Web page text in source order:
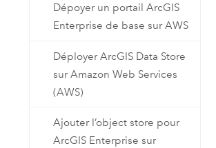
Dépoyer un portail ArcGIS
Enterprise de base sur AWS
Déployer ArcGIS Data Store
sur Amazon Web Services
(AWS)
Ajouter l’object store pour
ArcGIS Enterprise sur